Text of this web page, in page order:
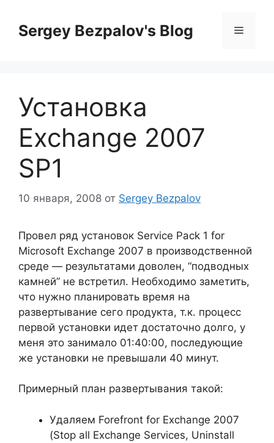
содержимому
Sergey Bezpalov's Blog Меню
Установка
Exchange 2007
SP1
10 января, 2008 от Sergey Bezpalov
Провел ряд установок Service Pack 1 for
Microsoft Exchange 2007 в производственной
среде — результатами доволен, “подводных
камней” не встретил. Необходимо заметить,
что нужно планировать время на
развертывание сего продукта, т.к. процесс
первой установки идет достаточно долго, у
меня это занимало 01:40:00, последующие
же установки не превышали 40 минут.
Примерный план развертывания такой:
Удаляем Forefront for Exchange 2007
(Stop all Exchange Services, Uninstall